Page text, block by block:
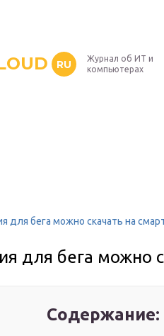
RU
Журнал об ИТ и
компьютерах
для бега можно скачать на
для бега можно
Содержание: